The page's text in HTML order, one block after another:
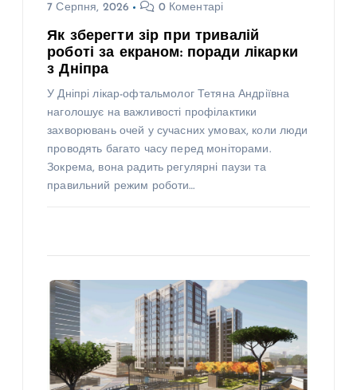
7 Серпня, 2026 0 Коментарі
Як зберегти зір при тривалій
роботі за екраном: поради лікарки
з Дніпра
У Дніпрі лікар-офтальмолог Тетяна Андріївна
наголошує на важливості профілактики
захворювань очей у сучасних умовах, коли люди
проводять багато часу перед моніторами.
Зокрема, вона радить регулярні паузи та
правильний режим роботи…